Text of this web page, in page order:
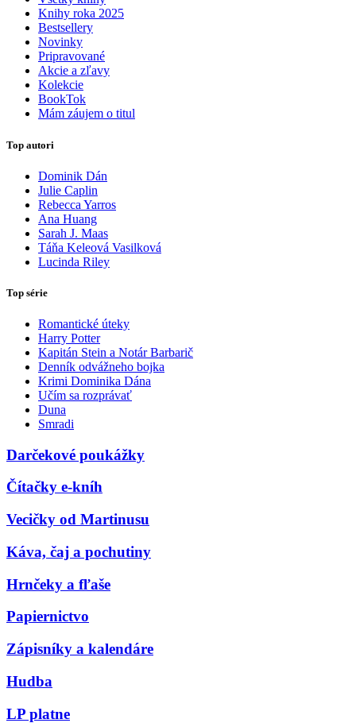
Knihy roka 2025
Bestsellery
Novinky
Pripravované
Akcie a zľavy
Kolekcie
BookTok
Mám záujem o titul
Top autori
Dominik Dán
Julie Caplin
Rebecca Yarros
Ana Huang
Sarah J. Maas
Táňa Keleová Vasilková
Lucinda Riley
Top série
Romantické úteky
Harry Potter
Kapitán Stein a Notár Barbarič
Denník odvážneho bojka
Krimi Dominika Dána
Učím sa rozprávať
Duna
Smradi
Darčekové poukážky
Čítačky e-kníh
Vecičky od Martinusu
Káva, čaj a pochutiny
Hrnčeky a fľaše
Papiernictvo
Zápisníky a kalendáre
Hudba
LP platne